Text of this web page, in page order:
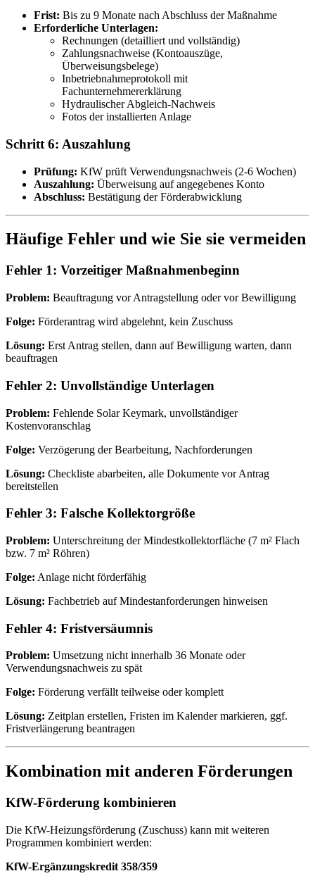
Frist: Bis zu 9 Monate nach Abschluss der Maßnahme
Erforderliche Unterlagen:
Rechnungen (detailliert und vollständig)
Zahlungsnachweise (Kontoauszüge,
Überweisungsbelege)
Inbetriebnahmeprotokoll mit
Fachunternehmererklärung
Hydraulischer Abgleich-Nachweis
Fotos der installierten Anlage
Schritt 6: Auszahlung
Prüfung: KfW prüft Verwendungsnachweis (2-6 Wochen)
Auszahlung: Überweisung auf angegebenes Konto
Abschluss: Bestätigung der Förderabwicklung
Häufige Fehler und wie Sie sie vermeiden
Fehler 1: Vorzeitiger Maßnahmenbeginn
Problem: Beauftragung vor Antragstellung oder vor Bewilligung
Folge: Förderantrag wird abgelehnt, kein Zuschuss
Lösung: Erst Antrag stellen, dann auf Bewilligung warten, dann
beauftragen
Fehler 2: Unvollständige Unterlagen
Problem: Fehlende Solar Keymark, unvollständiger
Kostenvoranschlag
Folge: Verzögerung der Bearbeitung, Nachforderungen
Lösung: Checkliste abarbeiten, alle Dokumente vor Antrag
bereitstellen
Fehler 3: Falsche Kollektorgröße
Problem: Unterschreitung der Mindestkollektorfläche (7 m² Flach
bzw. 7 m² Röhren)
Folge: Anlage nicht förderfähig
Lösung: Fachbetrieb auf Mindestanforderungen hinweisen
Fehler 4: Fristversäumnis
Problem: Umsetzung nicht innerhalb 36 Monate oder
Verwendungsnachweis zu spät
Folge: Förderung verfällt teilweise oder komplett
Lösung: Zeitplan erstellen, Fristen im Kalender markieren, ggf.
Fristverlängerung beantragen
Kombination mit anderen Förderungen
KfW-Förderung kombinieren
Die KfW-Heizungsförderung (Zuschuss) kann mit weiteren
Programmen kombiniert werden:
KfW-Ergänzungskredit 358/359